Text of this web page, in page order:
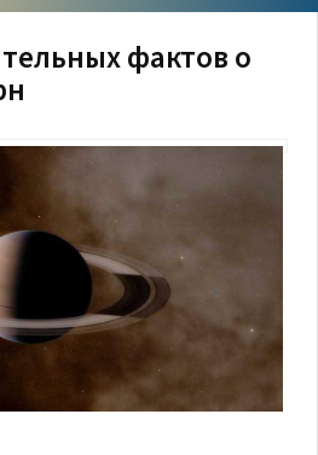
фактов о